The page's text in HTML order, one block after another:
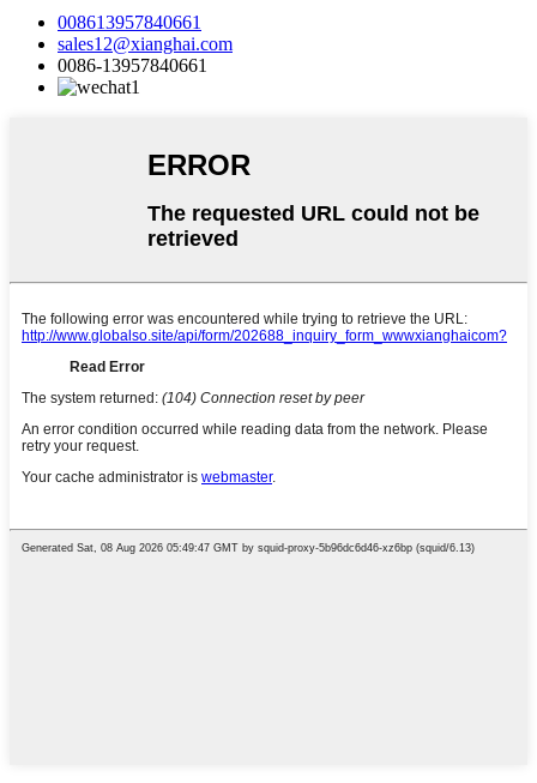
008613957840661
sales12@xianghai.com
0086-13957840661